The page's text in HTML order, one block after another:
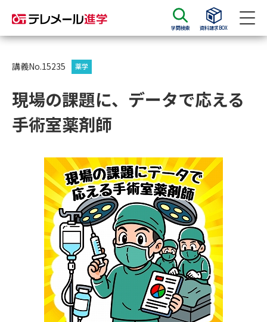
学問検索 資料請求BOX
資料請求
大学・短大の資料種類から請求
総合型選抜・学校推薦型選抜 募
集要項＆願書
大学入学共通テスト利用選抜の
募集要項＆願書
過去問題集
大学・短大以外の資料から請求
専門学校の資料請求 大学院の資料請求
留学・進学関連、塾・予備校
大学入学共通テスト「受験案
内」の請求
講義No.15235 薬学
現場の課題に、データで応える
手術室薬剤師